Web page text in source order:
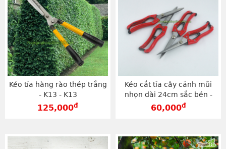
Kéo tỉa hàng rào thép trắng
- K13 - K13
125,000đ
Kéo cắt tỉa cây cảnh mũi
nhọn dài 24cm sắc bén -
K55
60,000đ